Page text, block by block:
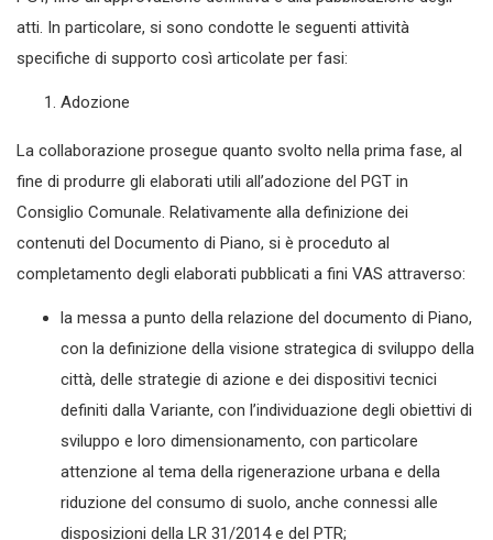
atti. In particolare, si sono condotte le seguenti attività
specifiche di supporto così articolate per fasi:
Adozione
La collaborazione prosegue quanto svolto nella prima fase, al
fine di produrre gli elaborati utili all’adozione del PGT in
Consiglio Comunale. Relativamente alla definizione dei
contenuti del Documento di Piano, si è proceduto al
completamento degli elaborati pubblicati a fini VAS attraverso:
la messa a punto della relazione del documento di Piano,
con la definizione della visione strategica di sviluppo della
città, delle strategie di azione e dei dispositivi tecnici
definiti dalla Variante, con l’individuazione degli obiettivi di
sviluppo e loro dimensionamento, con particolare
attenzione al tema della rigenerazione urbana e della
riduzione del consumo di suolo, anche connessi alle
disposizioni della LR 31/2014 e del PTR;